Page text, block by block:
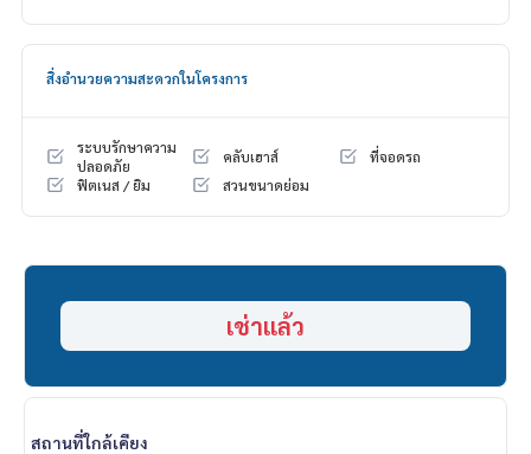
_____________________________
รวมดีล สุขุมวิท
_____________________________
HOME - REAL ESTATE SERVICES
ที่จะช่วยให้การซื้อ-ขาย ลงตัว เรียบร้อย ราบรื่น
✨ เราดูแลเรื่องสินเชื่อ ให้ ’ผู้ซื้อ’
ให้คำแนะนำเชิงลึกโดยผู้เชี่ยวชาญในพื้นที่
สิ่งอำนวยความสะดวกในโครงการ
ระบบรักษาความ
ปลอดภัย
คลับเฮาส์
ที่จอดรถ
ฟิตเนส / ยิม
สวนขนาดย่อม
เช่าแล้ว
สถานที่ใกล้เคียง